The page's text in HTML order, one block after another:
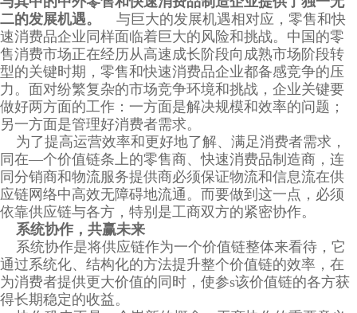
二的发展机遇。
与巨大的发展机遇相对应，零售和快
速消费品企业同样面临着巨大的风险和挑战。中国的零
售消费市场正在经历从高速成长阶段向成熟市场阶段转
型的关键时期，零售和快速消费品企业都备感竞争的压
力。面对纷繁复杂的市场竞争环境和挑战，企业关键要
做好两方面的工作：一方面是解决规模和效率的问题；
另一方面是管理好消费者需求。
为了提高运营效率和更好地了解、满足消费者需求，
同在—个价值链条上的零售商、快速消费品制造商，连
同分销商和物流服务提供商必须保证物流和信息流在供
应链网络中高效无障碍地流通。而要做到这一点，必须
依靠供应链与各方，特别是工商双方的紧密协作。
系统协作，共赢未来
系统协作是将供应链作为一个价值链整体来看待，它
通过系统化、结构化的方法提升整个价值链的效率，在
为消费者提供更大价值的同时，使参s该价值链的各方获
得长期稳定的收益。